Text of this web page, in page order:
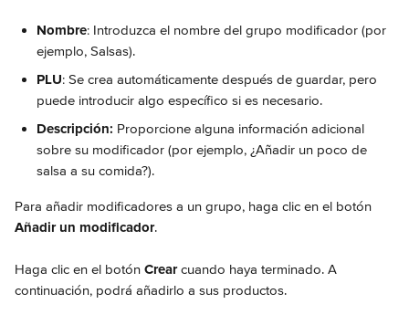
Nombre: Introduzca el nombre del grupo modificador (por
ejemplo, Salsas).
PLU: Se crea automáticamente después de guardar, pero
puede introducir algo específico si es necesario.
Descripción: Proporcione alguna información adicional
sobre su modificador (por ejemplo, ¿Añadir un poco de
salsa a su comida?).
Para añadir modificadores a un grupo, haga clic en el botón
Añadir un modificador.
Haga clic en el botón Crear cuando haya terminado. A
continuación, podrá añadirlo a sus productos.